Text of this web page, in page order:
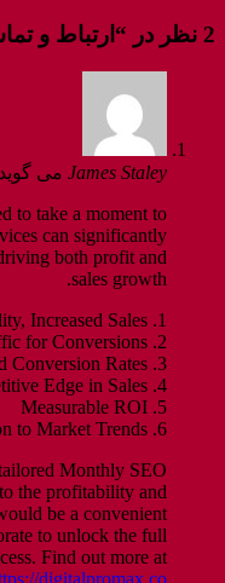
2 نظر در “ ارتباط و
James Staley می
to take a moment to
can significantly
both profit and
sales growth.
1. Increased Visibility, Increased Sales
2. Targeted Traffic for Conversions
3. Enhanced Conversion Rates
4. Competitive Edge in Sales
5. Measurable ROI
6. Adaptation to Market Trends
Monthly SEO
the profitability and
be a convenient
to unlock the full
Find out more at
digitalpromax.co/